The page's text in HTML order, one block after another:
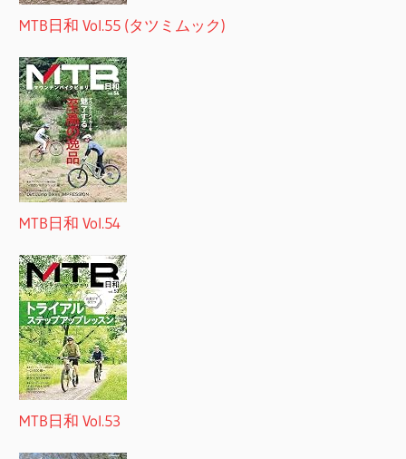
MTB日和 Vol.55 (タツミムック)
MTB日和 Vol.54
MTB日和 Vol.53